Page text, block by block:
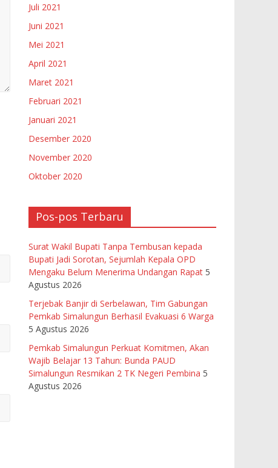
Juli 2021
Juni 2021
Mei 2021
April 2021
Maret 2021
Februari 2021
Januari 2021
Desember 2020
November 2020
Oktober 2020
Pos-pos Terbaru
Surat Wakil Bupati Tanpa Tembusan kepada
Bupati Jadi Sorotan, Sejumlah Kepala OPD
Mengaku Belum Menerima Undangan Rapat 5
Agustus 2026
Terjebak Banjir di Serbelawan, Tim Gabungan
Pemkab Simalungun Berhasil Evakuasi 6 Warga
5 Agustus 2026
Pemkab Simalungun Perkuat Komitmen, Akan
Wajib Belajar 13 Tahun: Bunda PAUD
Simalungun Resmikan 2 TK Negeri Pembina 5
Agustus 2026